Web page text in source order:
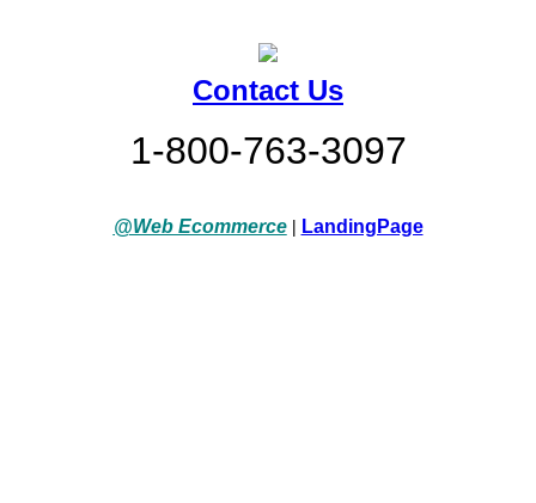
Contact Us
1-800-763-3097
@Web Ecommerce| LandingPage